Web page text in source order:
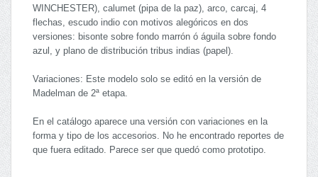
WINCHESTER), calumet (pipa de la paz), arco, carcaj, 4
flechas, escudo indio con motivos alegóricos en dos
versiones: bisonte sobre fondo marrón ó águila sobre fondo
azul, y plano de distribución tribus indias (papel).
Variaciones: Este modelo solo se editó en la versión de
Madelman de 2ª etapa.
En el catálogo aparece una versión con variaciones en la
forma y tipo de los accesorios. No he encontrado reportes de
que fuera editado. Parece ser que quedó como prototipo.